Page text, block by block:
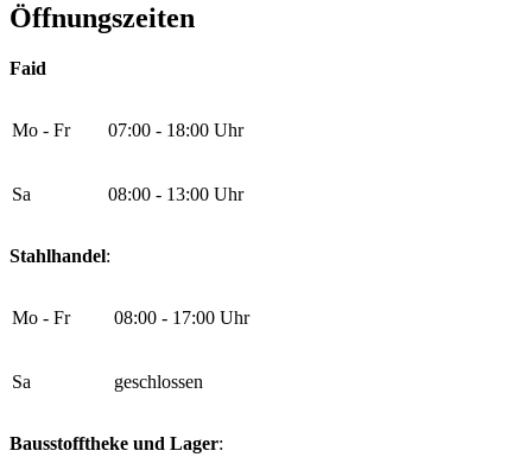
Öffnungszeiten
Faid
Mo - Fr 07:00 - 18:00 Uhr
Sa 08:00 - 13:00 Uhr
Stahlhandel:
Mo - Fr 08:00 - 17:00 Uhr
Sa geschlossen
Bausstofftheke und Lager: